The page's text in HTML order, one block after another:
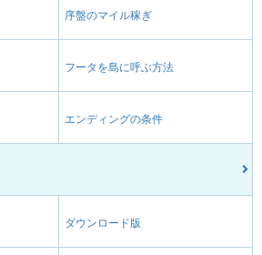
序盤のマイル稼ぎ
フータを島に呼ぶ方法
エンディングの条件
ダウンロード版